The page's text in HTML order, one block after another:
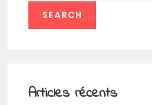
SEARCH
Articles récents